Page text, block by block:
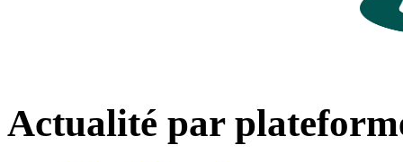
Actualité par